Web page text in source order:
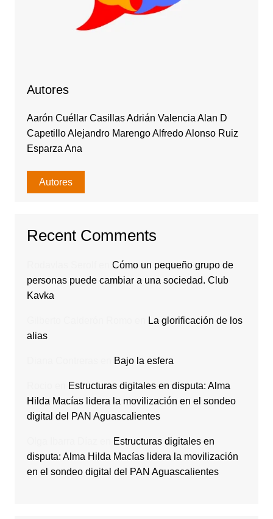
Autores
Aarón Cuéllar Casillas Adrián Valencia Alan D
Capetillo Alejandro Marengo Alfredo Alonso Ruiz
Esparza Ana
Autores
Recent Comments
Cómo un pequeño grupo de
personas puede cambiar a una sociedad. Club
Kavka
La glorificación de los
alias
Bajo la esfera
Estructuras digitales en disputa: Alma
Hilda Macías lidera la movilización en el sondeo
digital del PAN Aguascalientes
Estructuras digitales en
disputa: Alma Hilda Macías lidera la movilización
en el sondeo digital del PAN Aguascalientes